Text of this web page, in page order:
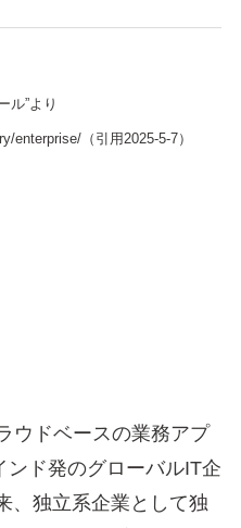
ル”より
enterprise/（引用2025-5-7）
ウドベースの業務アプ
ンド発のグローバルIT企
、独立系企業として独